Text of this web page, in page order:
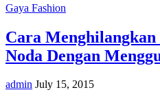
Gaya Fashion
Cara
Noda Dengan
admin July 15, 2015